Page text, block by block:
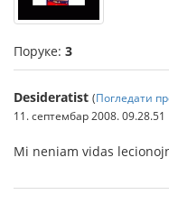
Поруке: 3
Desideratist (Погледати
11. септембар 2008. 09.28.51
Mi neniam vidas